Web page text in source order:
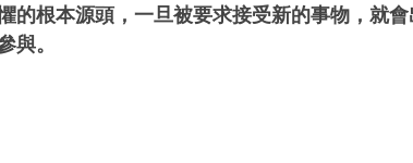
的根本源頭，一旦被要求接受新的事物，就
與。